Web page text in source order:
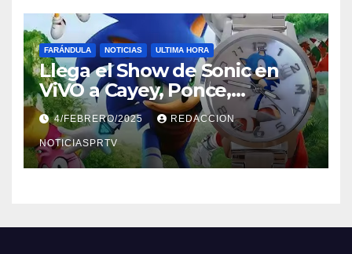
FARÁNDULA NOTICIAS ULTIMA HORA
Llega el Show de Sonic en
ViVO a Cayey, Ponce,
Barceloneta y Humacao,
Relojes gratis para el que
compre ahora….
4/FEBRERO/2025 REDACCION
NOTICIASPRTV